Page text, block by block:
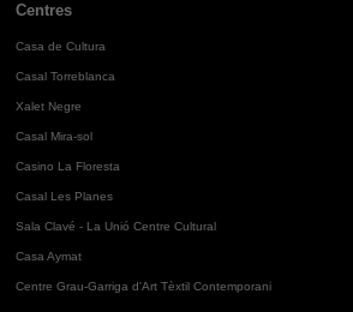
Centres
Casa de Cultura
Casal Torreblanca
Xalet Negre
Casal Mira-sol
Casino La Floresta
Casal Les Planes
Sala Clavé - La Unió Centre Cultural
Casa Aymat
Centre Grau-Garriga d'Art Tèxtil Contemporani